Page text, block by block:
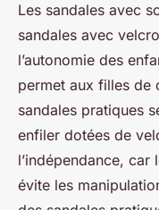
Les sandales avec
sandales avec
l’autonomie des
permet aux filles de
sandales pratiques
enfiler dotées de
l’indépendance,
évite les